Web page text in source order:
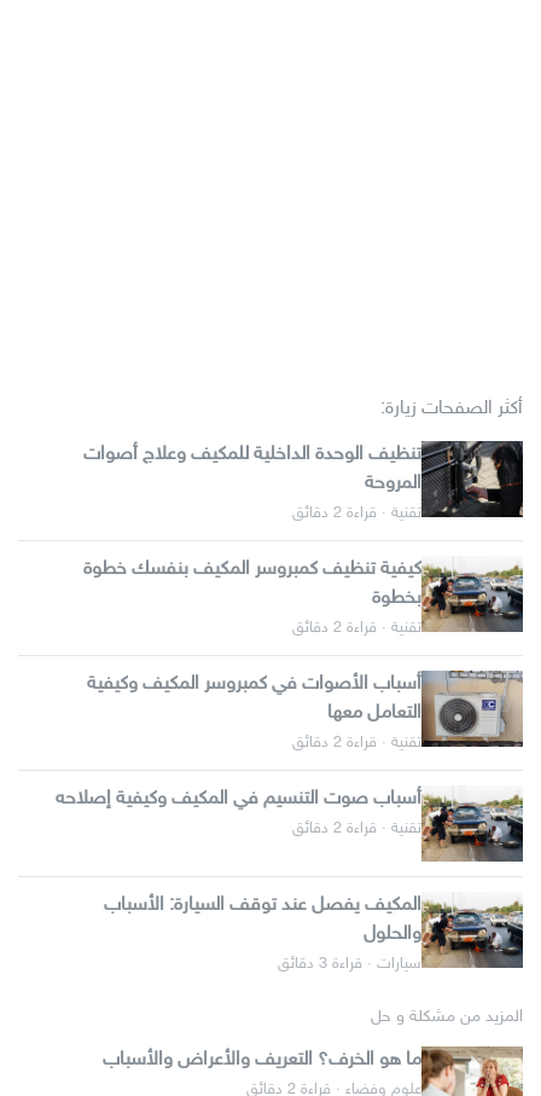
أكثر الصفحات زيارة:
تنظيف الوحدة الداخلية للمكيف وعلاج أصوات
المروحة
تقنية · قراءة 2 دقائق
كيفية تنظيف كمبروسر المكيف بنفسك خطوة
بخطوة
تقنية · قراءة 2 دقائق
أسباب الأصوات في كمبروسر المكيف وكيفية
التعامل معها
تقنية · قراءة 2 دقائق
أسباب صوت التنسيم في المكيف وكيفية إصلاحه
تقنية · قراءة 2 دقائق
المكيف يفصل عند توقف السيارة: الأسباب
والحلول
سيارات · قراءة 3 دقائق
المزيد من مشكلة و حل
ما هو الخرف؟ التعريف والأعراض والأسباب
علوم وفضاء · قراءة 2 دقائق